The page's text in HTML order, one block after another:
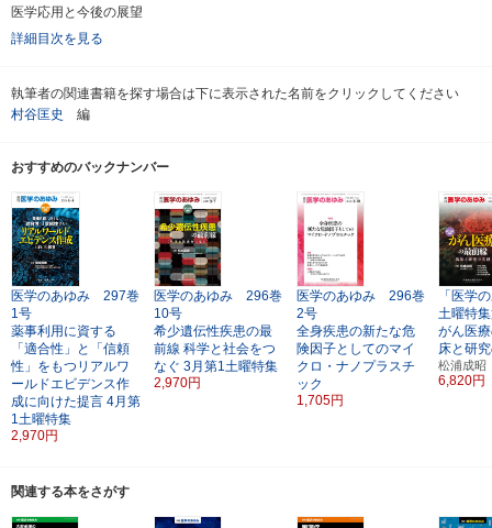
医学応用と今後の展望
詳細目次を見る
執筆者の関連書籍を探す場合は下に表示された名前をクリックしてください
村谷匡史
編
おすすめのバックナンバー
医学のあゆみ 297巻
1号
薬事利用に資する
「適合性」と「信頼
性」をもつリアルワ
ールドエビデンス作
成に向けた提言 4月第
1土曜特集
2,970円
医学のあゆみ 296巻
10号
希少遺伝性疾患の最
前線 科学と社会をつ
なぐ 3月第1土曜特集
2,970円
医学のあゆみ 296巻
2号
全身疾患の新たな危
険因子としてのマイ
クロ・ナノプラスチ
ック
1,705円
「医学
土曜特
がん医
床と研
松浦成
6,820円
関連する本をさがす